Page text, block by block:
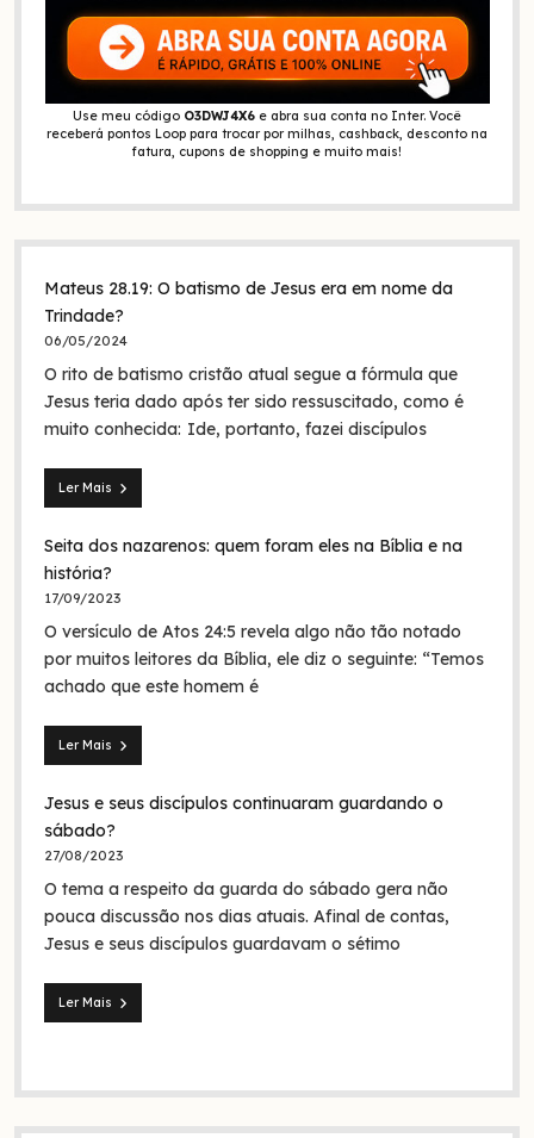
Use meu código O3DWJ4X6 e abra sua conta no Inter. Você
receberá pontos Loop para trocar por milhas, cashback, desconto na
fatura, cupons de shopping e muito mais!
Mateus 28.19: O batismo de Jesus era em nome da
Trindade?
06/05/2024
O rito de batismo cristão atual segue a fórmula que
Jesus teria dado após ter sido ressuscitado, como é
muito conhecida: Ide, portanto, fazei discípulos
Ler Mais
Mateus
O
batismo
de
era
em
nome
Seita dos nazarenos: quem foram eles na Bíblia e na
história?
17/09/2023
O versículo de Atos 24:5 revela algo não tão notado
por muitos leitores da Bíblia, ele diz o seguinte: “Temos
achado que este homem é
Ler Mais
Seita
nazarenos:
quem
foram
na
Bíblia
Jesus e seus discípulos continuaram guardando o
sábado?
27/08/2023
O tema a respeito da guarda do sábado gera não
pouca discussão nos dias atuais. Afinal de contas,
Jesus e seus discípulos guardavam o sétimo
Ler Mais
Jesus